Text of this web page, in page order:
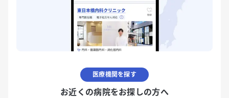
医療機関を探す
お近くの病院をお探しの方へ